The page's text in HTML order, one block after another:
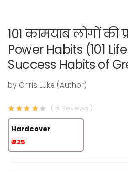
101 कामयाब लोगों की
Power Habits (101
Success Habits of
by Chris Luke (Author)
( 5 Reviews )
Hardcover
₹ 225